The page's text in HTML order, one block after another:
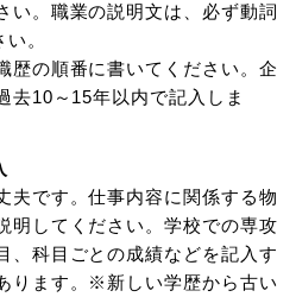
い。職業の説明文は、必ず動詞
。
歴の順番に書いてください。企
去10～15年以内で記入しま
夫です。仕事内容に関係する物
明してください。学校での専攻
、科目ごとの成績などを記入す
ります。※新しい学歴から古い